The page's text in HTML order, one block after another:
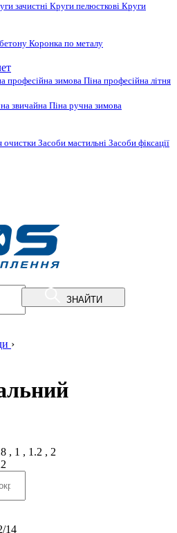
зачистні Круги пелюсткові Круги
Коронка по металу
професійна зимова Піна професійна літня
звичайна Піна ручна зимова
очисткиЗасоби мастильні Засоби фіксації
ЗНАЙТИ
›
, 1 , 1.2 , 2
14